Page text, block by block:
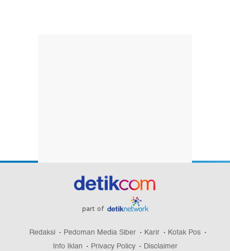
part of
Redaksi Pedoman Media Siber Karir
Kotak Pos
Info Iklan
Privacy Policy Disclaimer